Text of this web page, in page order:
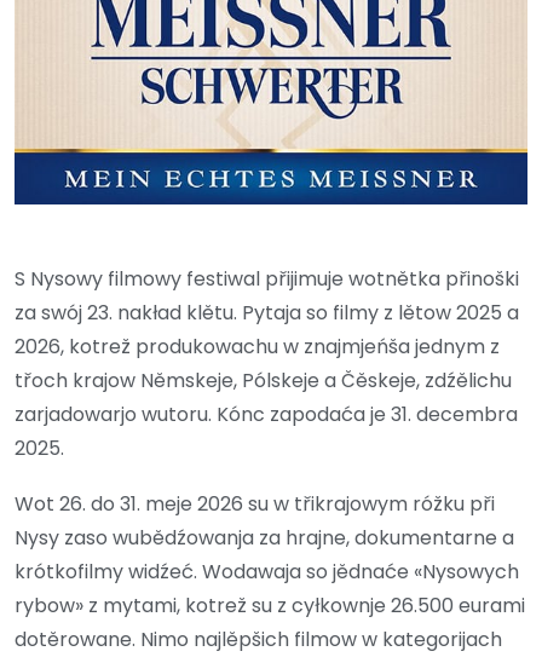
S Nysowy filmowy festiwal přijimuje wotnětka přinoški
za swój 23. nakład klětu. Pytaja so filmy z lětow 2025 a
2026, kotrež produkowachu w znajmjeńša jednym z
třoch krajow Němskeje, Pólskeje a Čěskeje, zdźělichu
zarjadowarjo wutoru. Kónc zapodaća je 31. decembra
2025.
Wot 26. do 31. meje 2026 su w třikrajowym róžku při
Nysy zaso wubědźowanja za hrajne, dokumentarne a
krótkofilmy widźeć. Wodawaja so jědnaće «Nysowych
rybow» z mytami, kotrež su z cyłkownje 26.500 eurami
dotěrowane. Nimo najlěpšich filmow w kategorijach